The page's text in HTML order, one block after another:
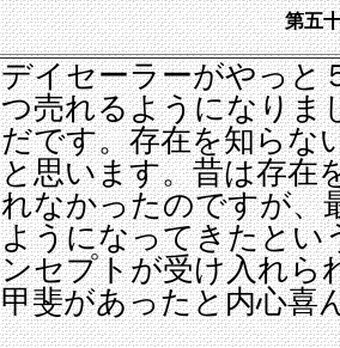
第五
デイセーラーがやっと
つ売れるようになりま
だです。存在を知らな
と思います。昔は存在
れなかったのですが、
ようになってきたとい
ンセプトが受け入れら
甲斐があったと内心喜